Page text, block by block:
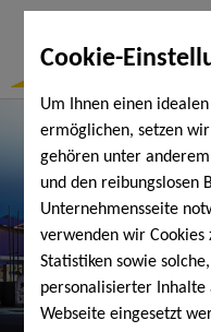
Cookie-
Um Ihnen einen
ermöglichen, setzen
gehören unter
und den reibungslosen
Unternehmensseite
verwenden wir Cookies
Statistiken sowie
personalisierter Inhalte
Webseite eingesetzt